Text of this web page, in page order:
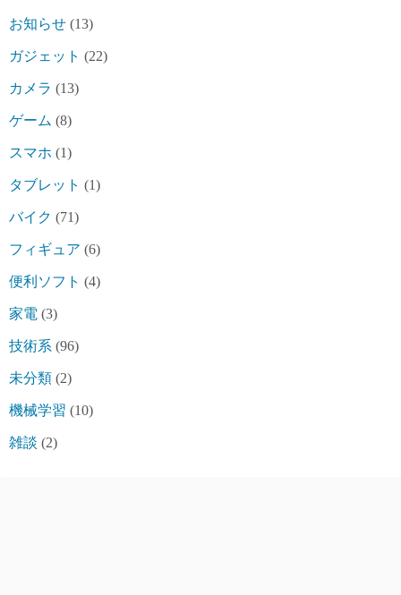
お知らせ (13)
ガジェット (22)
カメラ (13)
ゲーム (8)
スマホ (1)
タブレット (1)
バイク (71)
フィギュア (6)
便利ソフト (4)
家電 (3)
技術系 (96)
未分類 (2)
機械学習 (10)
雑談 (2)